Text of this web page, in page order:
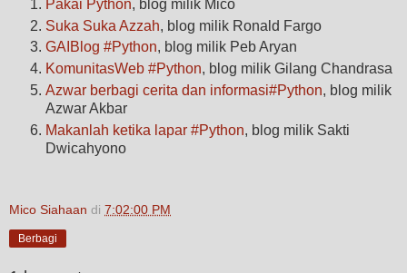
Pakai Python, blog milik Mico
Suka Suka Azzah, blog milik Ronald Fargo
GAIBlog #Python, blog milik Peb Aryan
KomunitasWeb #Python, blog milik Gilang Chandrasa
Azwar berbagi cerita dan informasi#Python, blog milik
Azwar Akbar
Makanlah ketika lapar #Python, blog milik Sakti
Dwicahyono
Mico Siahaan di 7:02:00 PM
Berbagi